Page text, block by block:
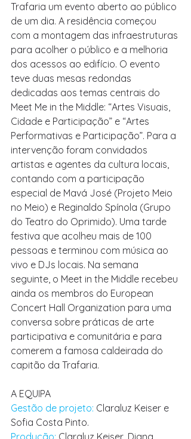
Trafaria um evento aberto ao público
de um dia. A residência começou
com a montagem das infraestruturas
para acolher o público e a melhoria
dos acessos ao edifício. O evento
teve duas mesas redondas
dedicadas aos temas centrais do
Meet Me in the Middle: “Artes Visuais,
Cidade e Participação” e “Artes
Performativas e Participação”. Para a
intervenção foram convidados
artistas e agentes da cultura locais,
contando com a participação
especial de Mavá José (Projeto Meio
no Meio) e Reginaldo Spínola (Grupo
do Teatro do Oprimido). Uma tarde
festiva que acolheu mais de 100
pessoas e terminou com música ao
vivo e DJs locais. Na semana
seguinte, o Meet in the Middle recebeu
ainda os membros do European
Concert Hall Organization para uma
conversa sobre práticas de arte
participativa e comunitária e para
comerem a famosa caldeirada do
capitão da Trafaria.
A EQUIPA
Gestão de projeto: Claraluz Keiser e
Sofia Costa Pinto.
Produção: Claraluz Keiser, Diana